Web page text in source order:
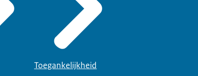
Toegankelijkheid